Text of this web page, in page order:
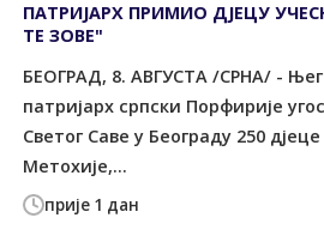
прије 1 дан
ПАТРИЈАРХ ПРИМИО ДЈЕЦУ
ТЕ ЗОВЕ"
БЕОГРАД, 8. АВГУСТА /СРНА/ -
патријарх српски Порфирије
Светог Саве у Београду 250
Метохије,...